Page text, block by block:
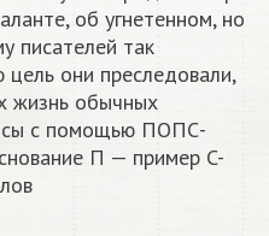
об угнетенном, но
писателей так
они преследовали,
жизнь обычных
с помощью ПОПС-
П — пример C-